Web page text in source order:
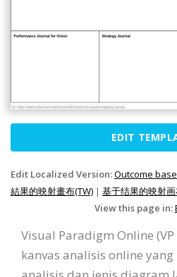
EDIT
Edit Localized Version:Outcome
結果的映射畫布(TW) | 基于结果的映射画
View this page in:
Visual Paradigm Online
kanvas analisis online